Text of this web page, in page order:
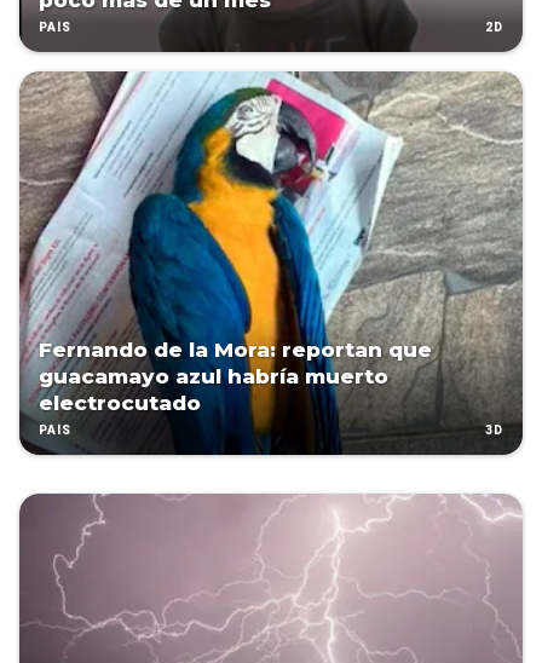
PAÍS 2D
Fernando de la Mora: reportan que
guacamayo azul habría muerto
electrocutado
PAÍS 3D